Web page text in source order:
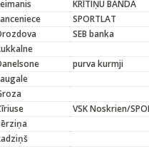
KRĪTIŅU BANDA
SPORTLAT
SEB banka
purva kurmji
VSK Noskrien/